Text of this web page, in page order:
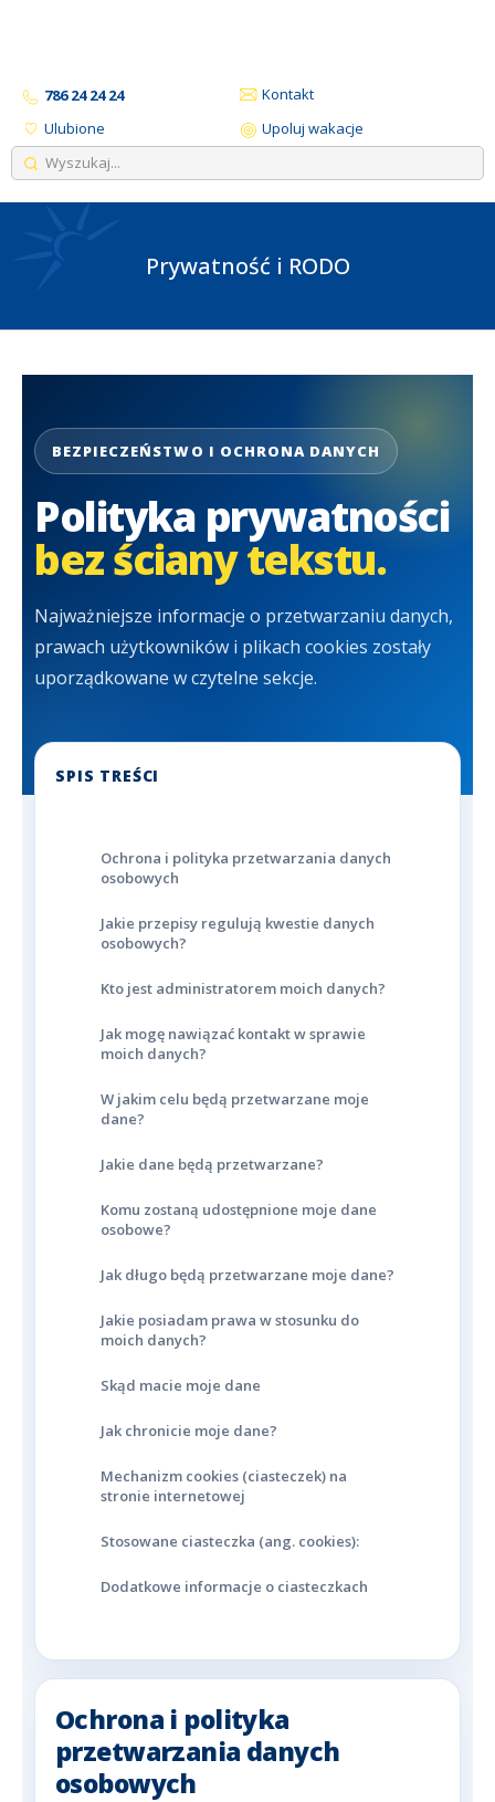
786 24 24 24
Kontakt
Ulubione
Upoluj wakacje
Prywatność i RODO
BEZPIECZEŃSTWO I OCHRONA DANYCH
Polityka prywatności
bez ściany tekstu.
Najważniejsze informacje o przetwarzaniu danych,
prawach użytkowników i plikach cookies zostały
uporządkowane w czytelne sekcje.
SPIS TREŚCI
Ochrona i polityka przetwarzania danych
osobowych
Jakie przepisy regulują kwestie danych
osobowych?
Kto jest administratorem moich danych?
Jak mogę nawiązać kontakt w sprawie
moich danych?
W jakim celu będą przetwarzane moje
dane?
Jakie dane będą przetwarzane?
Komu zostaną udostępnione moje dane
osobowe?
Jak długo będą przetwarzane moje dane?
Jakie posiadam prawa w stosunku do
moich danych?
Skąd macie moje dane
Jak chronicie moje dane?
Mechanizm cookies (ciasteczek) na
stronie internetowej
Stosowane ciasteczka (ang. cookies):
Dodatkowe informacje o ciasteczkach
Ochrona i polityka
przetwarzania danych
osobowych